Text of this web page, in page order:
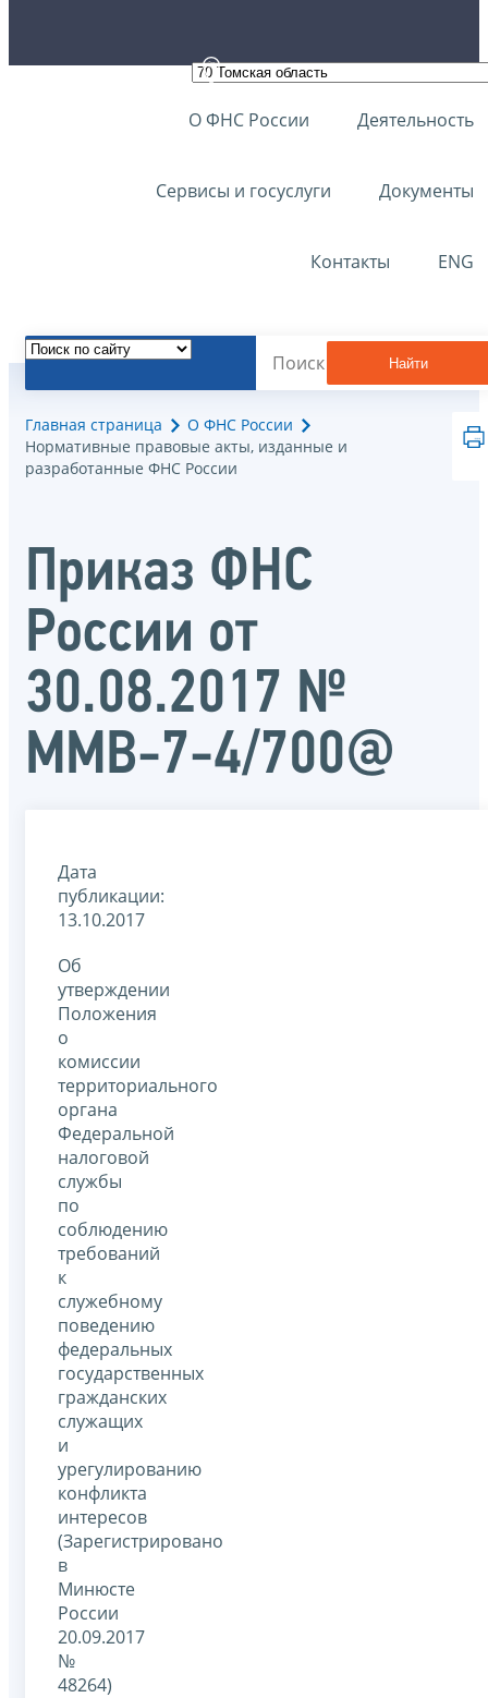
О ФНС России Деятельность
Сервисы и госуслуги Документы
Контакты ENG
Найти
Главная страница
О ФНС России
Нормативные правовые акты, изданные и
разработанные ФНС России
Приказ ФНС
России от
30.08.2017 №
ММВ-7-4/700@
Дата
публикации:
13.10.2017
Об
утверждении
Положения
о
комиссии
территориального
органа
Федеральной
налоговой
службы
по
соблюдению
требований
к
служебному
поведению
федеральных
государственных
гражданских
служащих
и
урегулированию
конфликта
интересов
(Зарегистрировано
в
Минюсте
России
20.09.2017
№
48264)